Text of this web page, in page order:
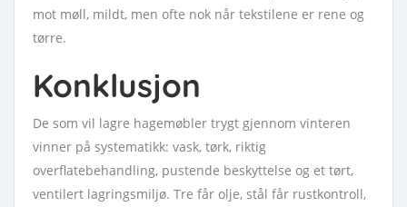
mot møll, mildt, men ofte nok når tekstilene er rene og
tørre.
Konklusjon
De som vil lagre hagemøbler trygt gjennom vinteren
vinner på systematikk: vask, tørk, riktig
overflatebehandling, pustende beskyttelse og et tørt,
ventilert lagringsmiljø. Tre får olje, stål får rustkontroll,